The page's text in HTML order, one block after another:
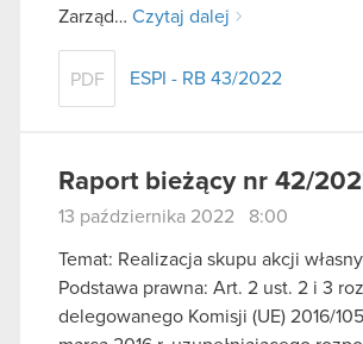
Zarząd… Czytaj dalej
PDF ESPI - RB 43/2022
Raport bieżący nr 42/
13 października 2022 8:00
Temat: Realizacja skupu akcji
Podstawa prawna: Art. 2 ust. 2 i 3
delegowanego Komisji (UE) 2016/